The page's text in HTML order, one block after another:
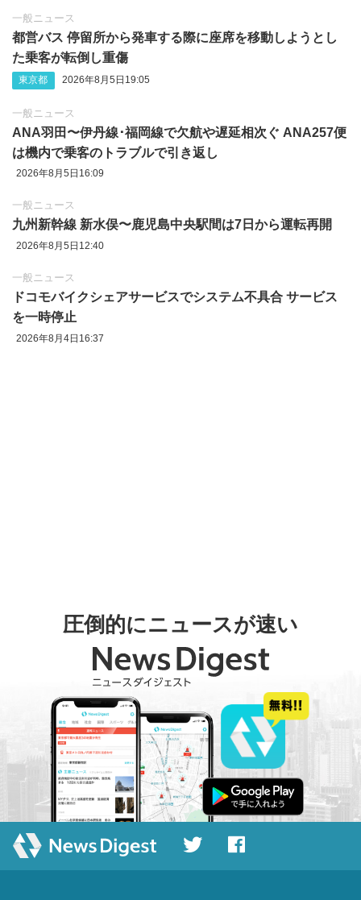
一般ニュース
都営バス 停留所から発車する際に座席を移動しようとし
た乗客が転倒し重傷
東京都 2026年8月5日19:05
一般ニュース
ANA羽田〜伊丹線･福岡線で欠航や遅延相次ぐ ANA257便
は機内で乗客のトラブルで引き返し
2026年8月5日16:09
一般ニュース
九州新幹線 新水俣〜鹿児島中央駅間は7日から運転再開
2026年8月5日12:40
一般ニュース
ドコモバイクシェアサービスでシステム不具合 サービス
を一時停止
2026年8月4日16:37
圧倒的にニュースが速い